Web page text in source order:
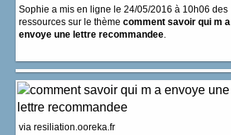
Sophie a mis en ligne le 24/05/2016 à 10h06 des
ressources sur le thème comment savoir qui m a
envoye une lettre recommandee.
via resiliation.ooreka.fr